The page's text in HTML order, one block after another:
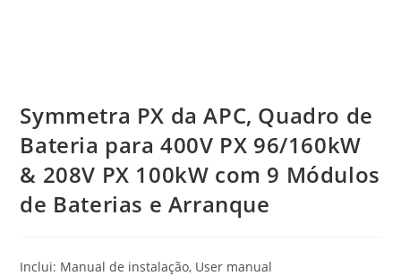
Symmetra PX da APC, Quadro de
Bateria para 400V PX 96/160kW
& 208V PX 100kW com 9 Módulos
de Baterias e Arranque
Inclui: Manual de instalação, User manual